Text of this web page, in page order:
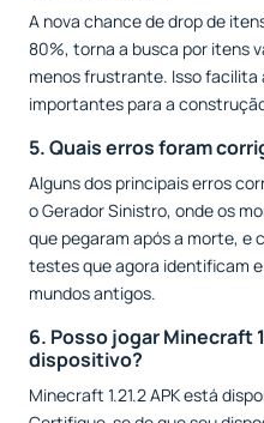
A nova chance de drop de
80%, torna a busca por itens
menos frustrante. Isso
importantes para a
5. Quais erros foram
Alguns dos principais erros
o Gerador Sinistro, onde os
que pegaram após a morte, e
testes que agora identificam
mundos antigos.
6. Posso jogar Minecraft
dispositivo?
Minecraft 1.21.2 APK está